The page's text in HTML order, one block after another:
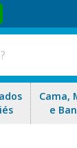
Cama,
e